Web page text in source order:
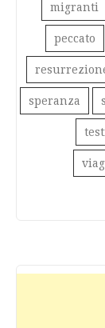
migranti
peccato
speranza